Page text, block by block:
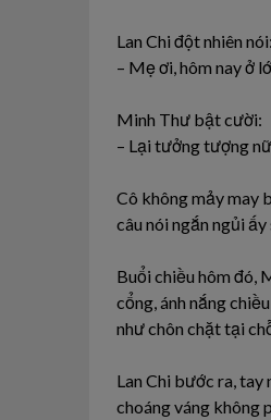
Lan Chi đột nhiên nói:
– Mẹ ơi, hôm nay ở
Minh Thư bật cười:
– Lại tưởng tượng
Cô không mảy may
câu nói ngắn ngủi
Buổi chiều hôm đó,
cổng, ánh nắng
như chôn chặt tại
Lan Chi bước ra, tay
choáng váng không